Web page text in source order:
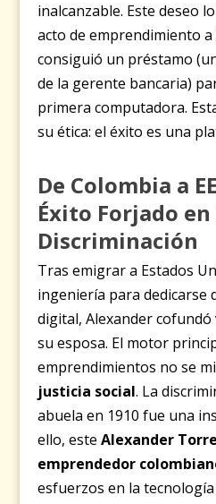
inalcanzable. Este deseo
acto de emprendimiento a
consiguió un préstamo
de la gerente bancaria)
primera computadora.
su ética: el éxito es una
De Colombia a
Éxito Forjado
Discriminación
Tras emigrar a Estados
ingeniería para dedicarse
digital, Alexander
su esposa. El motor
emprendimientos no se
justicia social. La
abuela en 1910 fue una
ello, esteAlexander
emprendedor
esfuerzos en la